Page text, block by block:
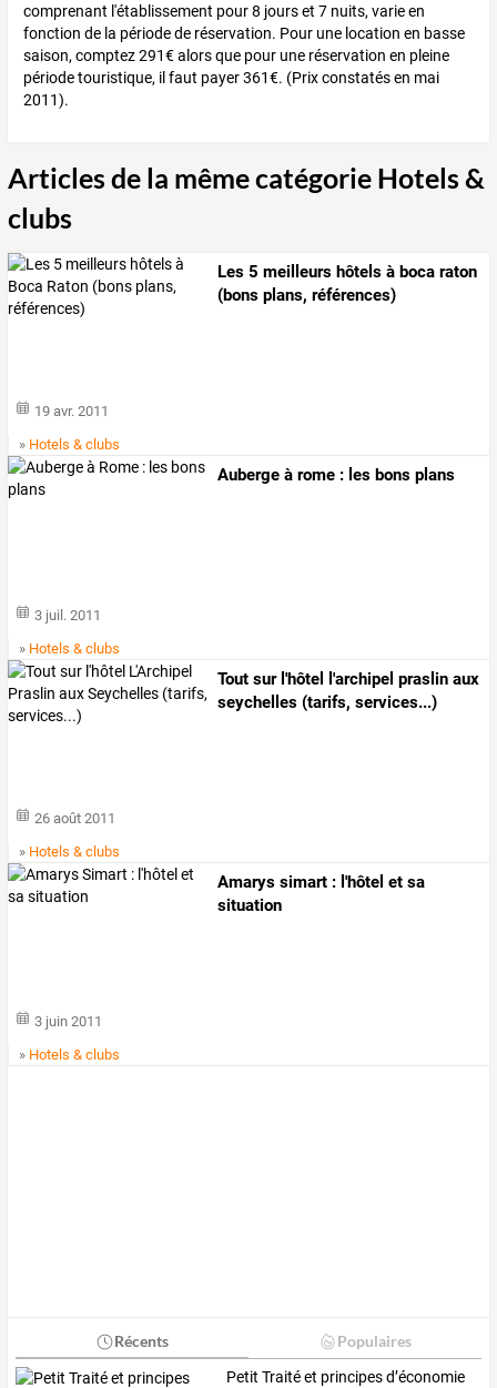
comprenant l'établissement pour 8 jours et 7 nuits, varie en
fonction de la période de réservation. Pour une location en basse
saison, comptez 291€ alors que pour une réservation en pleine
période touristique, il faut payer 361€. (Prix constatés en mai
2011).
Articles de la même catégorie Hotels &
clubs
Les 5 meilleurs hôtels à boca raton
(bons plans, références)
19 avr. 2011
» Hotels & clubs
Auberge à rome : les bons plans
3 juil. 2011
» Hotels & clubs
Tout sur l'hôtel l'archipel praslin aux
seychelles (tarifs, services...)
26 août 2011
» Hotels & clubs
Amarys simart : l'hôtel et sa
situation
3 juin 2011
» Hotels & clubs
Récents Populaires
Petit Traité et principes d’économie